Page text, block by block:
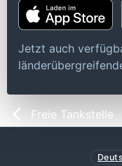
Jetzt auch
Freie Tankstelle